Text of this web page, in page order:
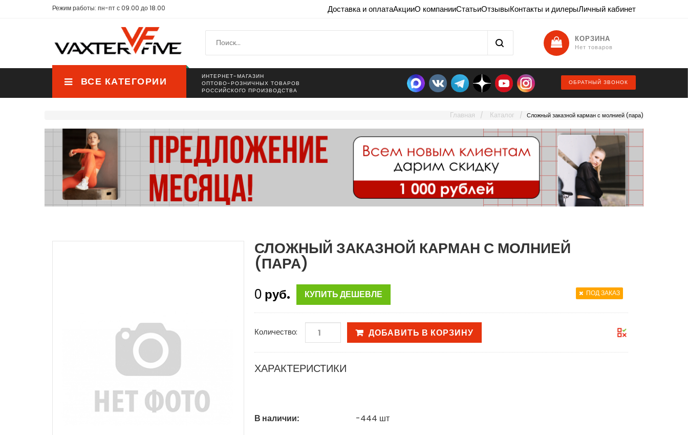
Режим работы: пн-пт с 09.00 до 18.00 Доставка и оплатаАкцииО компанииСтатьиОтзывыКонтакты и дилерыЛичный кабинет
КОРЗИНА
Нет товаров
ВСЕ КАТЕГОРИИ
ИНТЕРНЕТ-МАГАЗИН
ОПТОВО-РОЗНИЧНЫХ ТОВАРОВ
РОССИЙСКОГО ПРОИЗВОДСТВА
ОБРАТНЫЙ ЗВОНОК
Главная Каталог Сложный заказной карман с молнией (пара)
СЛОЖНЫЙ ЗАКАЗНОЙ КАРМАН С МОЛНИЕЙ
(ПАРА)
0 руб. КУПИТЬ ДЕШЕВЛЕ ПОД ЗАКАЗ
Количество: ДОБАВИТЬ В КОРЗИНУ
ХАРАКТЕРИСТИКИ
В наличии: -444 шт